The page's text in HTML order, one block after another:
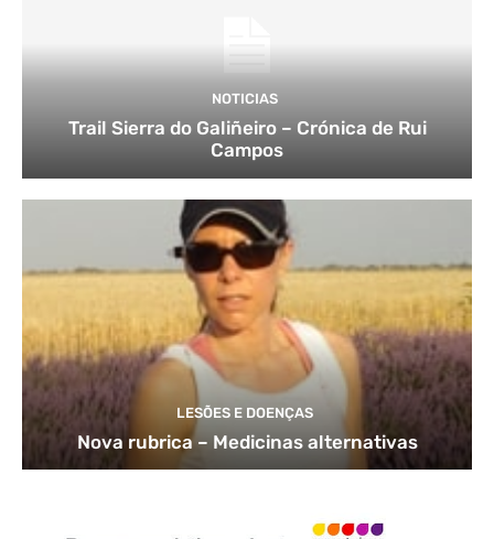
NOTICIAS
Trail Sierra do Galiñeiro – Crónica de Rui
Campos
LESÕES E DOENÇAS
Nova rubrica – Medicinas alternativas